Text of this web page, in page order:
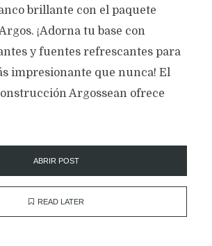
brillante con el paquete
¡Adorna tu base con
y fuentes refrescantes para
impresionante que nunca! El
Argossean ofrece
ABRIR POST
READ LATER